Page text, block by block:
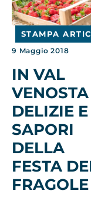
STAMPA
9 Maggio 2018
IN VAL
VENOSTA
DELIZIE E
SAPORI
DELLA
FESTA
FRAGOLE